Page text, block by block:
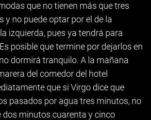
que no tienen más que tres
y no puede optar por el de la
izquierda, pues ya tendrá para
posible que termine por dejarlos en
dormirá tranquilo. A la mañana
del comedor del hotel
que si Virgo dice que
pasados por agua tres minutos, no
dos minutos cuarenta y cinco